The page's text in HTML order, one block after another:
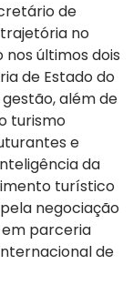
de
no
últimos dois
de Estado do
gestão, além de
turismo
e
da
turístico
negociação
parceria
de